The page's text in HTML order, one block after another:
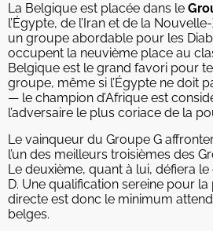
La Belgique est placée dans le
l’Égypte, de l’Iran et de la
un groupe abordable pour les
occupent la neuvième place au
Belgique est le grand favori pour
groupe, même si l’Égypte ne doit
— le champion d’Afrique est
l’adversaire le plus coriace de la
Le vainqueur du Groupe G
l’un des meilleurs troisièmes des
Le deuxième, quant à lui, défiera
D. Une qualification sereine pour
directe est donc le minimum
belges.